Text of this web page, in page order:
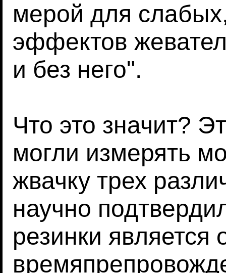
мерой для
эффектов
и без него".
Что это значит?
могли измерять
жвачку трех
научно
резинки